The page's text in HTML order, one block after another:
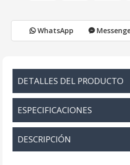
WhatsApp
DETALLES DEL PRODUCTO
ESPECIFICACIONES
DESCRIPCIÓN